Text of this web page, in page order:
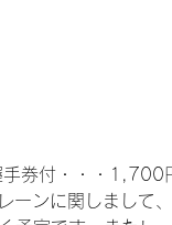
手券付・・・1,700
ーンに関しまして